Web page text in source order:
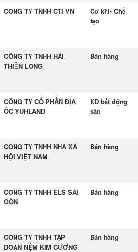
CÔNG TY TNHH CTI VN
Cơ khí- Chế
tạo
CÔNG TY TNHH HẢI
THIÊN LONG
Bán hàng
CÔNG TY CỔ PHẦN ĐỊA
ỐC YUHLAND
KD bất động
sản
CÔNG TY TNHH NHÀ XÃ
HỘI VIỆT NAM
Bán hàng
CÔNG TY TNHH ELS SÀI
GÒN
Bán hàng
CÔNG TY TNHH TẬP
ĐOÀN NỆM KIM CƯƠNG
Bán hàng